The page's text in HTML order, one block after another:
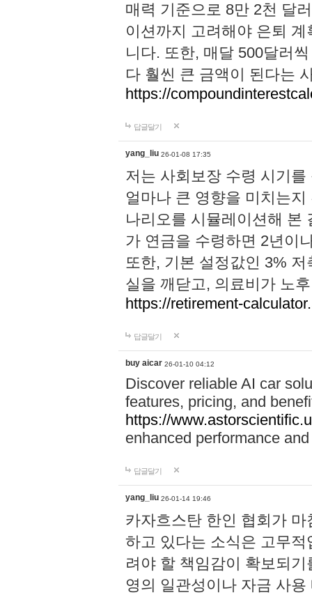
매력 기준으로 8만 2천 달
이션까지 고려해야 은퇴
니다. 또한, 매달 500달러
다 훨씬 큰 금액이 된다는
https://
답글달기
yang_liu 26-01-08 17:35
저는 사회보장 수령 시기
얼마나 큰 영향을 미치는
나리오를 시뮬레이션해 본
가 연금을 수령하면 2년이
또한, 기본 설정값인 3%
실을 깨닫고, 의료비가 노
https://retirement-
답글달기
buy aicar 26-01-10 04:12
Discover reliable AI car
features, pricing, and
https://
enhanced performance
답글달기
yang_liu 26-01-14 19:46
카자흐스탄 한인 협회가
하고 있다는 소식은 고무
려야 할 책임감이 확보되
영의 일관성이나 자금 사